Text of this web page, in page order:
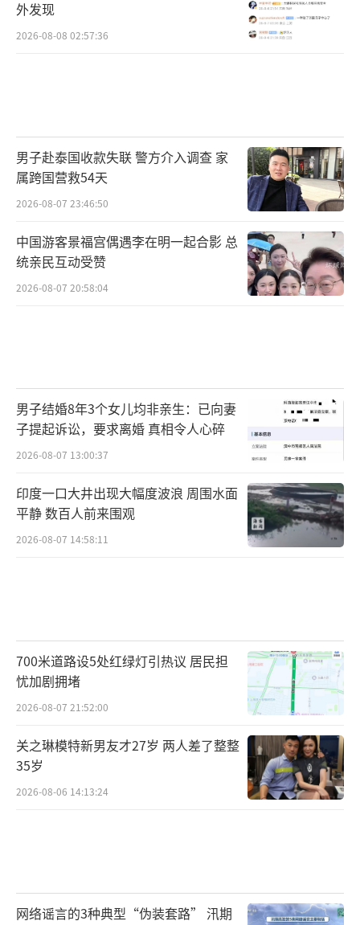
外发现
2026-08-08 02:57:36
男子赴泰国收款失联 警方介入调查 家
属跨国营救54天
2026-08-07 23:46:50
中国游客景福宫偶遇李在明一起合影 总
统亲民互动受赞
2026-08-07 20:58:04
男子结婚8年3个女儿均非亲生：已向妻
子提起诉讼，要求离婚 真相令人心碎
2026-08-07 13:00:37
印度一口大井出现大幅度波浪 周围水面
平静 数百人前来围观
2026-08-07 14:58:11
700米道路设5处红绿灯引热议 居民担
忧加剧拥堵
2026-08-07 21:52:00
关之琳模特新男友才27岁 两人差了整整
35岁
2026-08-06 14:13:24
网络谣言的3种典型“伪装套路” 汛期